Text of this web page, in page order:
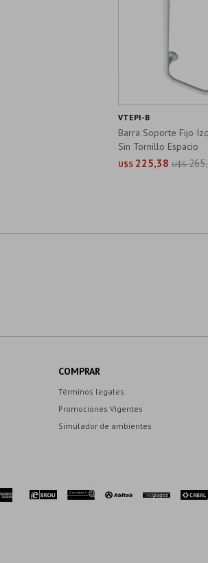
Barra Soporte Fijo
Sin Tornillo Espacio
U$S 225,38 U$S
VTEPI-B
COMPRAR
Términos legales
Promociones Vigentes
Simulador de ambientes